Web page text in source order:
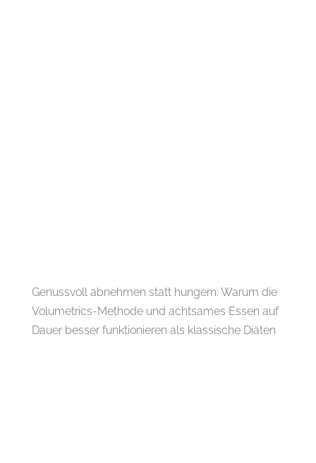
Genussvoll abnehmen statt hungern: Warum die
Volumetrics-Methode und achtsames Essen auf
Dauer besser funktionieren als klassische Diäten